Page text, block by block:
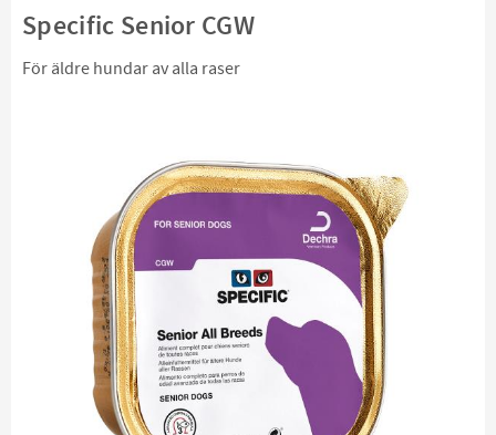
Specific Senior CGW
För äldre hundar av alla raser